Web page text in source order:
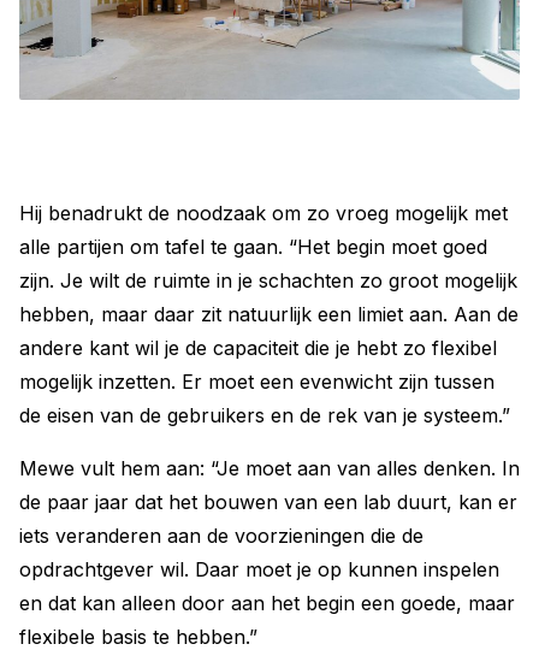
Hij benadrukt de noodzaak om zo vroeg mogelijk met
alle partijen om tafel te gaan. “Het begin moet goed
zijn. Je wilt de ruimte in je schachten zo groot mogelijk
hebben, maar daar zit natuurlijk een limiet aan. Aan de
andere kant wil je de capaciteit die je hebt zo flexibel
mogelijk inzetten. Er moet een evenwicht zijn tussen
de eisen van de gebruikers en de rek van je systeem.”
Mewe vult hem aan: “Je moet aan van alles denken. In
de paar jaar dat het bouwen van een lab duurt, kan er
iets veranderen aan de voorzieningen die de
opdrachtgever wil. Daar moet je op kunnen inspelen
en dat kan alleen door aan het begin een goede, maar
flexibele basis te hebben.”